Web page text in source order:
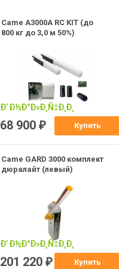
Came A3000A RC KIT (до
800 кг до 3,0 м 50%)
68 900 ₽ Купить
Came GARD 3000 комплект
дюралайт (левый)
201 220 ₽ Купить